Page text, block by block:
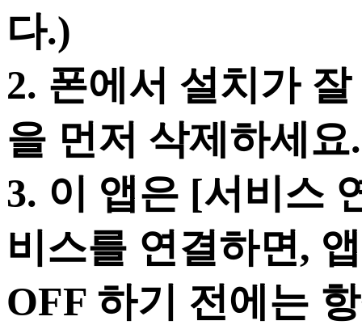
다.)
2. 폰에서 설치가
을 먼저 삭제하세요.
3. 이 앱은 [서비스
비스를 연결하면,
OFF 하기 전에는